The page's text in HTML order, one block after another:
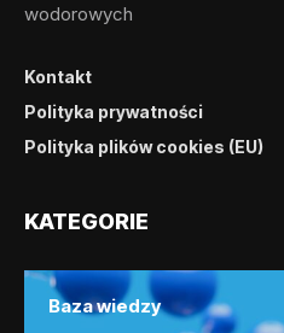
wodorowych
Kontakt
Polityka prywatności
Polityka plików cookies (EU)
KATEGORIE
Baza wiedzy